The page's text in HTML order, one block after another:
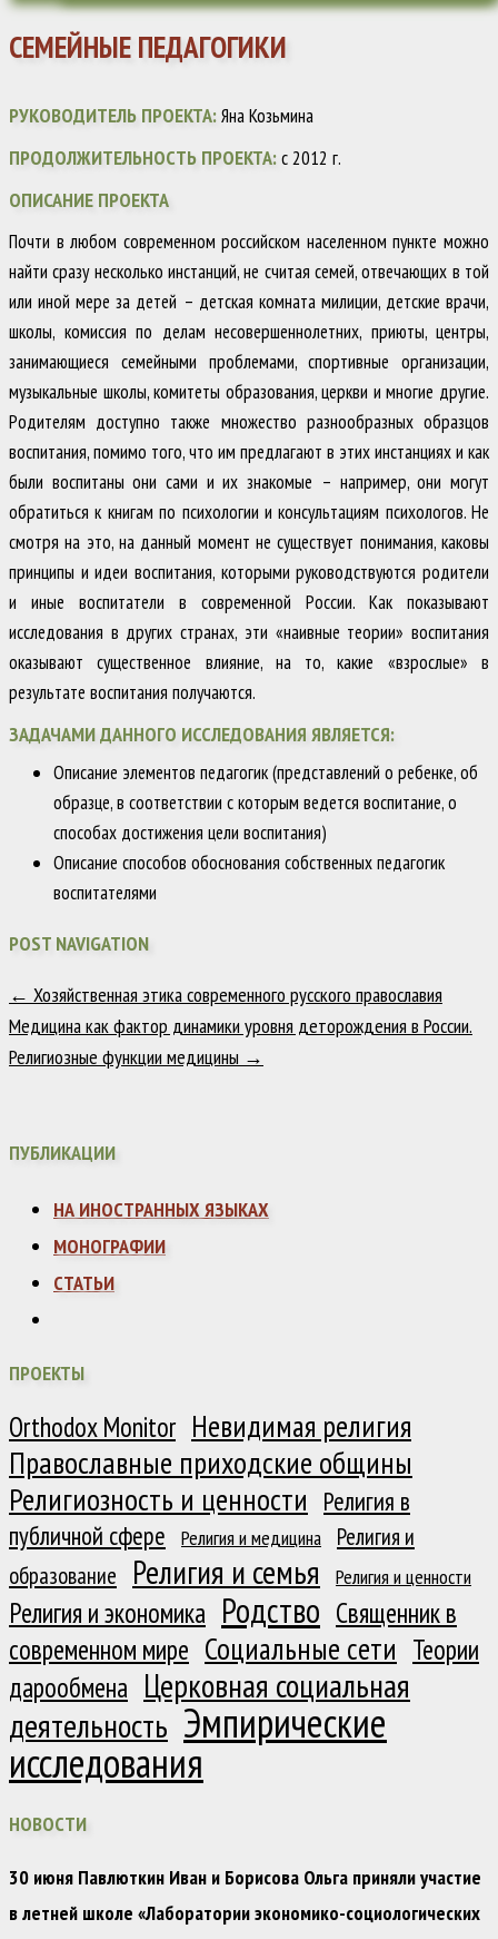
СЕМЕЙНЫЕ ПЕДАГОГИКИ
РУКОВОДИТЕЛЬ ПРОЕКТА:Яна Козьмина
ПРОДОЛЖИТЕЛЬНОСТЬ ПРОЕКТА:с 2012 г.
ОПИСАНИЕ ПРОЕКТА
Почти в любом современном российском населенном пункте можно
найти сразу несколько инстанций, не считая семей, отвечающих в той
или иной мере за детей – детская комната милиции, детские врачи,
школы, комиссия по делам несовершеннолетних, приюты, центры,
занимающиеся семейными проблемами, спортивные организации,
музыкальные школы, комитеты образования, церкви и многие другие.
Родителям доступно также множество разнообразных образцов
воспитания, помимо того, что им предлагают в этих инстанциях и как
были воспитаны они сами и их знакомые – например, они могут
обратиться к книгам по психологии и консультациям психологов. Не
смотря на это, на данный момент не существует понимания, каковы
принципы и идеи воспитания, которыми руководствуются родители
и иные воспитатели в современной России. Как показывают
исследования в других странах, эти «наивные теории» воспитания
оказывают существенное влияние, на то, какие «взрослые» в
результате воспитания получаются.
ЗАДАЧАМИ ДАННОГО ИССЛЕДОВАНИЯ ЯВЛЯЕТСЯ:
Описание элементов педагогик (представлений о ребенке, об
образце, в соответствии с которым ведется воспитание, о
способах достижения цели воспитания)
Описание способов обоснования собственных педагогик
воспитателями
POST NAVIGATION
← Хозяйственная этика современного русского православия
Медицина как фактор динамики уровня деторождения в России.
Религиозные функции медицины →
ПУБЛИКАЦИИ
НА ИНОСТРАННЫХ ЯЗЫКАХ
МОНОГРАФИИ
СТАТЬИ
ПРОЕКТЫ
Orthodox Monitor Невидимая религия
Православные приходские общины
Религиозность и ценности Религия в
публичной сфере
Религия и медицина
Религия и
образование
Религия и семья Религия и ценности
Религия и экономика Родство Священник в
современном мире Социальные сети Теории
дарообмена Церковная социальная
деятельность Эмпирические
исследования
НОВОСТИ
30 июня Павлюткин Иван и Борисова Ольга приняли участие
в летней школе «Лаборатории экономико-социологических